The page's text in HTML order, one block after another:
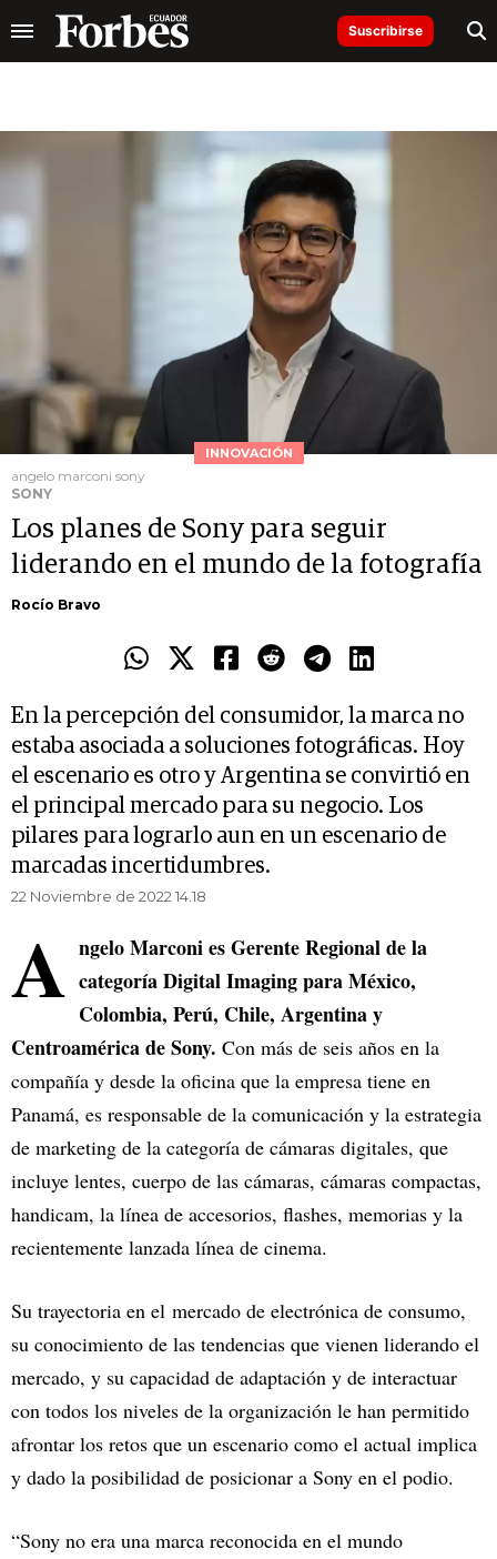
Suscribirse
INNOVACIÓN
angelo marconi sony
SONY
Los planes de Sony para seguir
liderando en el mundo de la fotografía
Rocío Bravo
En la percepción del consumidor, la marca no
estaba asociada a soluciones fotográficas. Hoy
el escenario es otro y Argentina se convirtió en
el principal mercado para su negocio. Los
pilares para lograrlo aun en un escenario de
marcadas incertidumbres.
22 Noviembre de 2022 14.18
A ngelo Marconi es Gerente Regional de la
categoría Digital Imaging para México,
Colombia, Perú, Chile, Argentina y
Centroamérica de Sony. Con más de seis años en la
compañía y desde la oficina que la empresa tiene en
Panamá, es responsable de la comunicación y la estrategia
de marketing de la categoría de cámaras digitales, que
incluye lentes, cuerpo de las cámaras, cámaras compactas,
handicam, la línea de accesorios, flashes, memorias y la
recientemente lanzada línea de cinema.
Su trayectoria en el mercado de electrónica de consumo,
su conocimiento de las tendencias que vienen liderando el
mercado, y su capacidad de adaptación y de interactuar
con todos los niveles de la organización le han permitido
afrontar los retos que un escenario como el actual implica
y dado la posibilidad de posicionar a Sony en el podio.
“Sony no era una marca reconocida en el mundo